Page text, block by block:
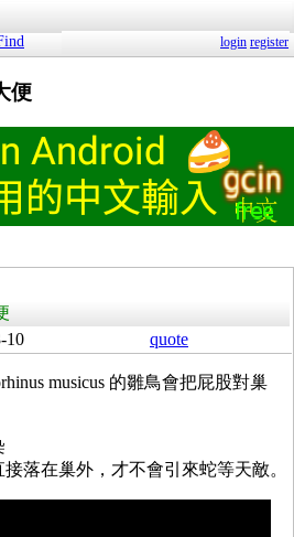
login register
便
10 quote
musicus 的雛鳥會把屁股對巢
落在巢外，才不會引來蛇等天敵。